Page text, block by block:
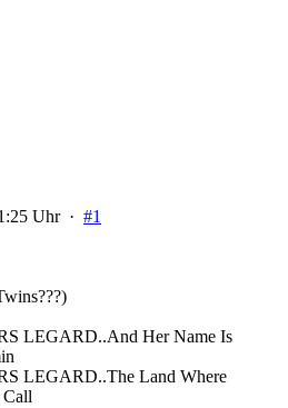
Uhr · #1
LEGARD..And Her Name Is
LEGARD..The Land Where
Call